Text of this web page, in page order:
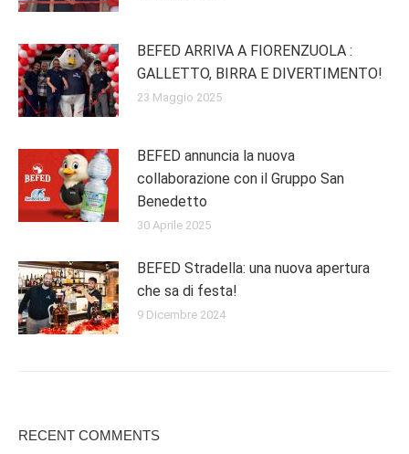
BEFED ARRIVA A FIORENZUOLA :
GALLETTO, BIRRA E DIVERTIMENTO!
23 Maggio 2025
BEFED annuncia la nuova
collaborazione con il Gruppo San
Benedetto
30 Aprile 2025
BEFED Stradella: una nuova apertura
che sa di festa!
9 Dicembre 2024
RECENT COMMENTS